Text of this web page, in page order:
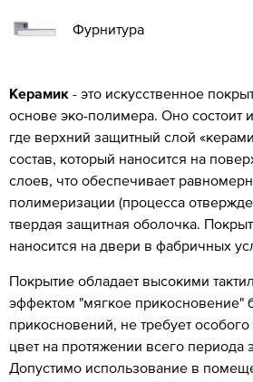
Фурнитура
Керамик - это искусственное
основе эко-полимера. Оно состоит
где верхний защитный слой
состав, который наносится на
слоев, что обеспечивает
полимеризации (процесса
твердая защитная оболочка.
наносится на двери в фабричных
Покрытие обладает высокими
эффектом "мягкое прикосновение"
прикосновений, не требует
цвет на протяжении всего периода
Допустимо использование в